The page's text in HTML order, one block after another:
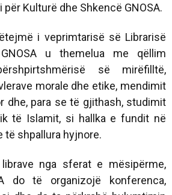
për Kulturë dhe Shkencë GNOSA.
i veprimtarisë së Librarisë
u themelua me qëllim
së mirëfilltë,
morale dhe etike, mendimit
dhe, para se të gjithash, studimit
të Islamit, si hallka e fundit në
të shpallura hyjnore.
nga sferat e mësipërme,
do të organizojë konferenca,